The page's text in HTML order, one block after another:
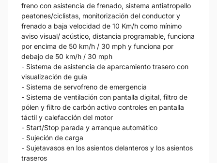
freno con asistencia de frenado, sistema antiatropello
peatones/ciclistas, monitorización del conductor y
frenado a baja velocidad de 10 Km/h como mínimo
aviso visual/ acústico, distancia programable, funciona
por encima de 50 km/h / 30 mph y funciona por
debajo de 50 km/h / 30 mph
- Sistema de asistencia de aparcamiento trasero con
visualización de guía
- Sistema de servofreno de emergencia
- Sistema de ventilación con pantalla digital, filtro de
pólen y filtro de carbón activo controles en pantalla
táctil y calefacción del motor
- Start/Stop parada y arranque automático
- Sujeción de carga
- Sujetavasos en los asientos delanteros y los asientos
traseros